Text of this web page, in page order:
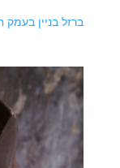
ברזל בניין בעמק